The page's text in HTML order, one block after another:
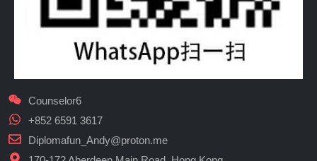
Counselor6
+852 6591 3617
Diplomafun_Andy@proton.me